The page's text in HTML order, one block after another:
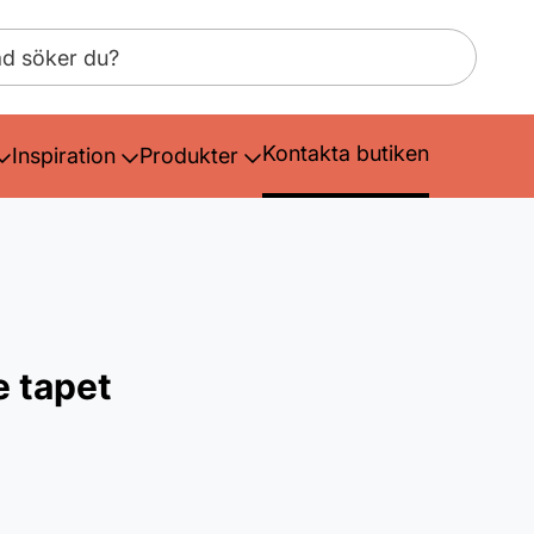
Inspiration Produkter Kontakta butiken
tapet